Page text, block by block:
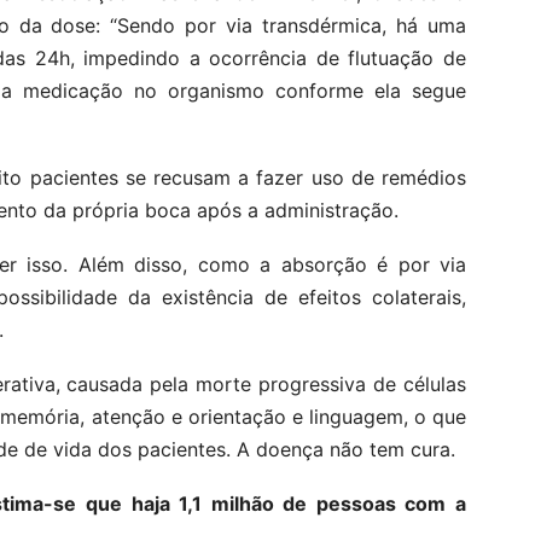
da dose: “Sendo por via transdérmica, há uma
24h, impedindo a ocorrência de flutuação de
medicação no organismo conforme ela segue
pacientes se recusam a fazer uso de remédios
da própria boca após a administração.
isso. Além disso, como a absorção é por via
da existência de efeitos colaterais,
causada pela morte progressiva de células
atenção e orientação e linguagem, o que
de vida dos pacientes. A doença não tem cura.
se que haja 1,1 milhão de pessoas com a